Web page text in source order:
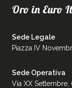
Oro in Euro
Sede Legale
Piazza IV
Sede Operativa
Via XX Settembre,